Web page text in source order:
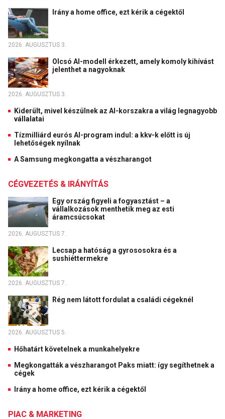
Irány a home office, ezt kérik a cégektől
2026. AUGUSZTUS 3.
Olcsó AI-modell érkezett, amely komoly kihívást
jelenthet a nagyoknak
2026. AUGUSZTUS 3.
Kiderült, mivel készülnek az AI-korszakra a világ legnagyobb
vállalatai
Tízmilliárd eurós AI-program indul: a kkv-k előtt is új
lehetőségek nyílnak
A Samsung megkongatta a vészharangot
CÉGVEZETÉS & IRÁNYÍTÁS
Egy ország figyeli a fogyasztást – a
vállalkozások menthetik meg az esti
áramcsúcsokat
2026. AUGUSZTUS 7.
Lecsap a hatóság a gyrososokra és a
sushiéttermekre
2026. AUGUSZTUS 7.
Rég nem látott fordulat a családi cégeknél
2026. AUGUSZTUS 5.
Hőhatárt követelnek a munkahelyekre
Megkongatták a vészharangot Paks miatt: így segíthetnek a
cégek
Irány a home office, ezt kérik a cégektől
PIAC & MARKETING